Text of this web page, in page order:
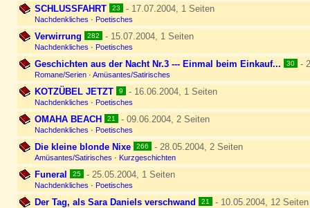
SCHLUSSFAHRT 23 - 17.07.2004, 1 Seiten
Nachdenkliches · Poetisches
Verwirrung 282 - 15.07.2004, 1 Seiten
Nachdenkliches · Poetisches
Geschichten aus der Nacht Nr.3 --- Einmal beim Einkauf... 30 -
Romane/Serien · Amüsantes/Satirisches
KOTZÜBEL JETZT 9 - 16.06.2004, 1 Seiten
Nachdenkliches · Poetisches
OMAHA BEACH 21 - 09.06.2004, 2 Seiten
Nachdenkliches · Poetisches
Die kleine blonde Nixe 266 - 28.05.2004, 2 Seiten
Amüsantes/Satirisches · Kurzgeschichten
Funeral 25 - 25.05.2004, 1 Seiten
Nachdenkliches · Poetisches
Der Tag, als Sara Daniels verschwand 21 - 10.05.2004, 12 Seiten